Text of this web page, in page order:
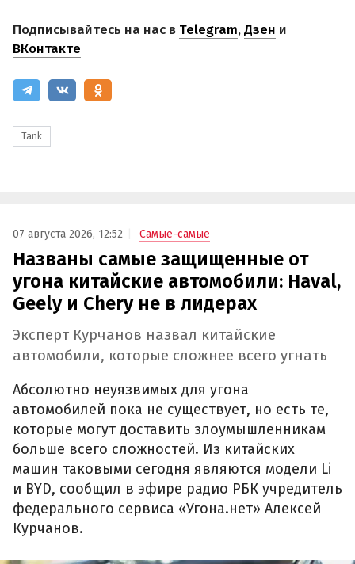
Подписывайтесь на нас в Telegram,Дзен и
ВКонтакте
Tank
07 августа 2026, 12:52 Самые-самые
Названы самые защищенные от
угона китайские автомобили: Haval,
Geely и Chery не в лидерах
Эксперт Курчанов назвал китайские
автомобили, которые сложнее всего угнать
Абсолютно неуязвимых для угона
автомобилей пока не существует, но есть те,
которые могут доставить злоумышленникам
больше всего сложностей. Из китайских
машин таковыми сегодня являются модели Li
и BYD, сообщил в эфире радио РБК учредитель
федерального сервиса «Угона.нет» Алексей
Курчанов.